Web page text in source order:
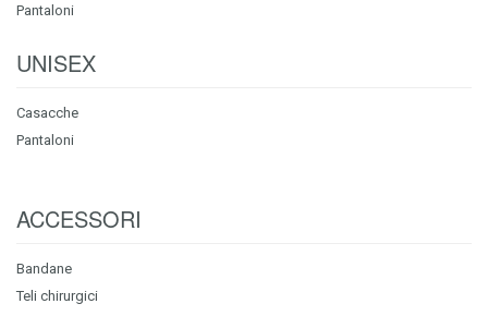
Pantaloni
UNISEX
Casacche
Pantaloni
ACCESSORI
Bandane
Teli chirurgici